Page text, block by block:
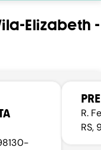
Elizabeth -
R.
RS,